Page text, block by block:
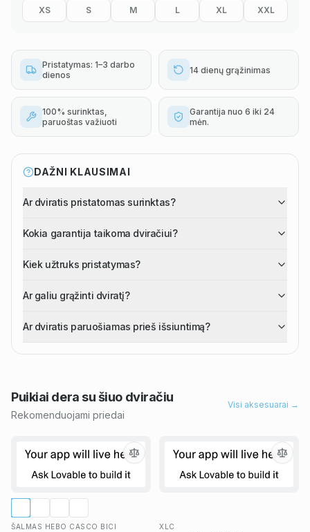
XS S M L XL XXL
Pristatymas: 1–3 darbo
dienos
14 dienų grąžinimas
100% surinktas,
paruoštas važiuoti
Garantija nuo 6 iki 24
mėn.
DAŽNI KLAUSIMAI
Ar dviratis pristatomas surinktas?
Kokia garantija taikoma dviračiui?
Kiek užtruks pristatymas?
Ar galiu grąžinti dviratį?
Ar dviratis paruošiamas prieš išsiuntimą?
Puikiai dera su šiuo dviračiu
Rekomenduojami priedai
Visi aksesuarai →
ŠALMAS HEBO CASCO BICI
XLC